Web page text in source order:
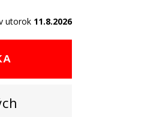
utorok 11.8.2026